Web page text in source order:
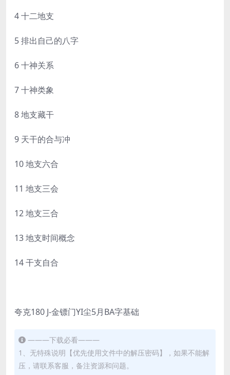
4 十二地支
5 排出自己的八字
6 十神关系
7 十神类象
8 地支藏干
9 天干的合与冲
10 地支六合
11 地支三会
12 地支三合
13 地支时间概念
14 干支自合
夸克180 J-金镖门YI尘5月BA字基础
———下载必看———
1、无特殊说明【优先使用文件中的解压密码】，如果不能解
压，请联系客服，备注资源和问题。